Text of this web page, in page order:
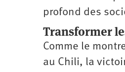
profond des
Transformer
Comme le
au Chili, la